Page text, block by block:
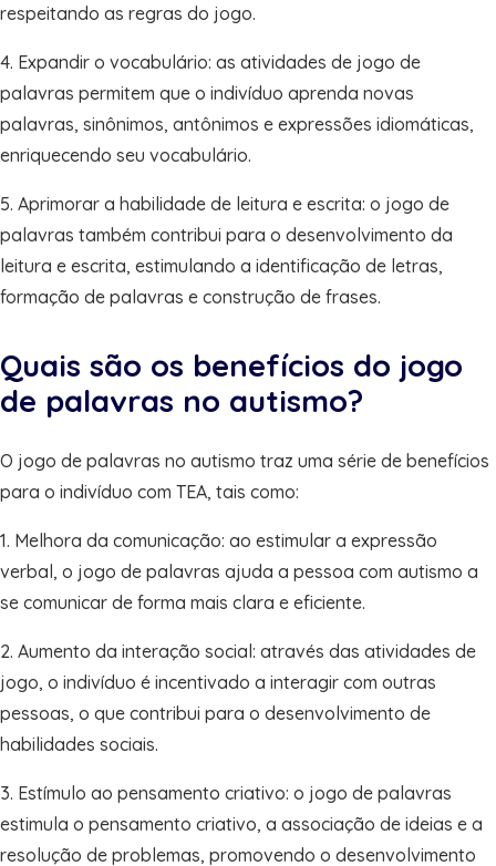
respeitando as regras do jogo.
4. Expandir o vocabulário: as atividades de jogo de
palavras permitem que o indivíduo aprenda novas
palavras, sinônimos, antônimos e expressões idiomáticas,
enriquecendo seu vocabulário.
5. Aprimorar a habilidade de leitura e escrita: o jogo de
palavras também contribui para o desenvolvimento da
leitura e escrita, estimulando a identificação de letras,
formação de palavras e construção de frases.
Quais são os benefícios do jogo
de palavras no autismo?
O jogo de palavras no autismo traz uma série de benefícios
para o indivíduo com TEA, tais como:
1. Melhora da comunicação: ao estimular a expressão
verbal, o jogo de palavras ajuda a pessoa com autismo a
se comunicar de forma mais clara e eficiente.
2. Aumento da interação social: através das atividades de
jogo, o indivíduo é incentivado a interagir com outras
pessoas, o que contribui para o desenvolvimento de
habilidades sociais.
3. Estímulo ao pensamento criativo: o jogo de palavras
estimula o pensamento criativo, a associação de ideias e a
resolução de problemas, promovendo o desenvolvimento